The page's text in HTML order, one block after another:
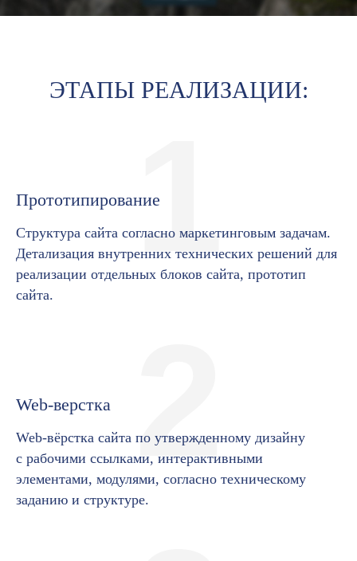
ЭТАПЫ РЕАЛИЗАЦИИ:
Прототипирование
Структура сайта согласно маркетинговым задачам.
Детализация внутренних технических решений для
реализации отдельных блоков сайта, прототип
сайта.
1
Web-верстка
Web-вёрстка сайта по утвержденному дизайну
с рабочими ссылками, интерактивными
элементами, модулями, согласно техническому
заданию и структуре.
2